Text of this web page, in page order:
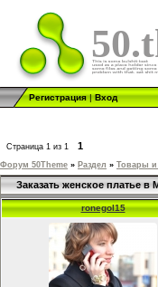
Регистрация|Вход
Страница 1 из 1 1
Форум 50Theme » Раздел » Товары и
Заказать женское платье в
ronegol15